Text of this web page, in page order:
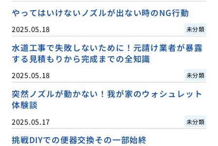
やってはいけないノズルが出ない時のNG行動
2025.05.18 未分類
水道工事で失敗しないために！元請け業者が暴露
する見積もりから完成までの全知識
2025.05.18 未分類
突然ノズルが動かない！我が家のウォシュレット
体験談
2025.05.17 未分類
挑戦DIYでの便器交換その一部始終